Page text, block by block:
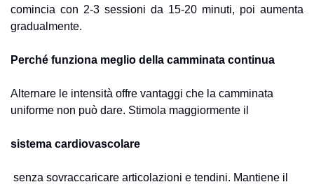
comincia con 2-3 sessioni da 15-20 minuti, poi aumenta
gradualmente.
Perché funziona meglio della camminata continua
Alternare le intensità offre vantaggi che la camminata
uniforme non può dare. Stimola maggiormente il
sistema cardiovascolare
senza sovraccaricare articolazioni e tendini. Mantiene il